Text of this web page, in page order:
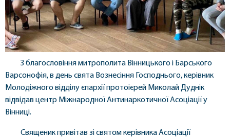
З благословіння митрополита Вінницького і Барського
Варсонофія, в день свята Вознесіння Господнього, керівник
Молодіжного відділу єпархії протоієрей Миколай Дуднік
відвідав центр Міжнародної Антинаркотичної Асоціації у
Вінниці.
Священик привітав зі святом керівника Асоціації